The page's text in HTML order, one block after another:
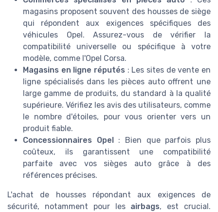
magasins proposent souvent des housses de siège
qui répondent aux exigences spécifiques des
véhicules Opel. Assurez-vous de vérifier la
compatibilité universelle ou spécifique à votre
modèle, comme l'Opel Corsa.
Magasins en ligne réputés : Les sites de vente en
ligne spécialisés dans les pièces auto offrent une
large gamme de produits, du standard à la qualité
supérieure. Vérifiez les avis des utilisateurs, comme
le nombre d'étoiles, pour vous orienter vers un
produit fiable.
Concessionnaires Opel
: Bien que parfois plus
coûteux, ils garantissent une compatibilité
parfaite avec vos sièges auto grâce à des
références précises.
L'achat de housses répondant aux exigences de
sécurité, notamment pour les airbags, est crucial.